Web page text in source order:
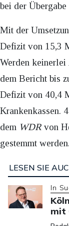
bei der
Mit der
Defizit von 15,3
Werden keinerlei
dem Bericht bis
Defizit von 40,4
Krankenkassen.
dem WDR von
gestemmt werden.
LESEN SIE
In
mit